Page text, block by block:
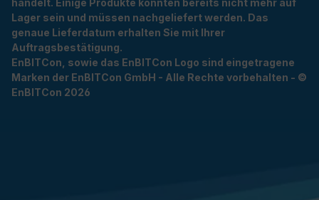
handelt. Einige Produkte könnten bereits nicht mehr auf
Lager sein und müssen nachgeliefert werden. Das
genaue Lieferdatum erhalten Sie mit Ihrer
Auftragsbestätigung.
EnBITCon, sowie das EnBITCon Logo sind eingetragene
Marken der EnBITCon GmbH - Alle Rechte vorbehalten - ©
EnBITCon 2026